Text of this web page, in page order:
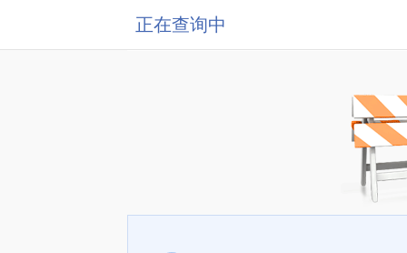
正在查询中